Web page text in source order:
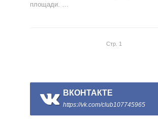
площади. …
Стр. 1
ВКОНТАКТЕ
https://vk.com/club107745965